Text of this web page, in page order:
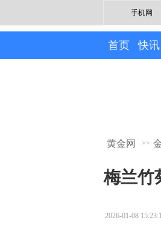
手机网
首页 快讯
黄金网 >>
梅兰竹
2026-01-08